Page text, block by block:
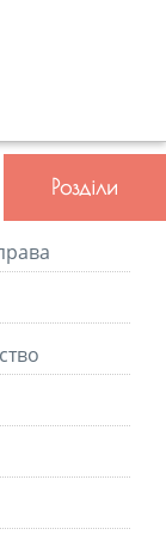
Розділи